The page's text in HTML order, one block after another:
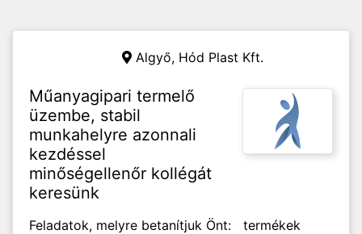
Algyő, Hód Plast Kft.
Műanyagipari termelő
üzembe, stabil
munkahelyre azonnali
kezdéssel
minőségellenőr kollégát
keresünk
Feladatok, melyre betanítjuk Önt: termékek